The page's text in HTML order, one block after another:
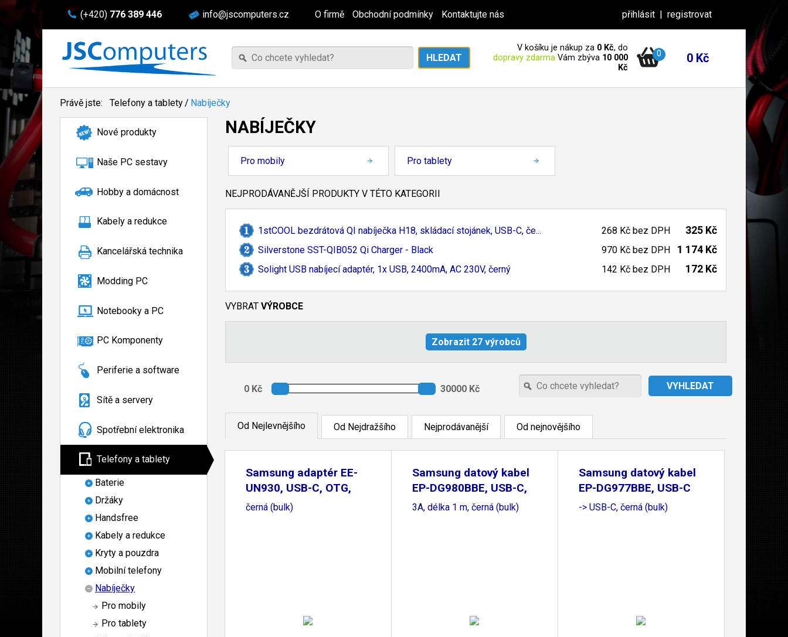
(+420) 776 389 446 info@jscomputers.cz O firmě Obchodní podmínky Kontaktujte nás přihlásit | registrovat
V košíku je nákup za 0 Kč, do
dopravy zdarma Vám zbýva 10 000
Kč
0 0 Kč
Právě jste: Telefony a tablety/ Nabíječky
Nové produkty
Naše PC sestavy
Hobby a domácnost
Kabely a redukce
Kancelářská technika
Modding PC
Notebooky a PC
PC Komponenty
Periferie a software
Sítě a servery
Spotřební elektronika
Telefony a tablety
Baterie
Držáky
Handsfree
Kabely a redukce
Kryty a pouzdra
Mobilní telefony
Nabíječky
Pro mobily
Pro tablety
NABÍJEČKY
Pro mobily Pro tablety
NEJPRODÁVANĚJŠÍ PRODUKTY V TÉTO KATEGORII
1stCOOL bezdrátová QI nabíječka H18, skládací stojánek, USB-C, če... 268 Kč bez DPH 325 Kč
Silverstone SST-QIB052 Qi Charger - Black 970 Kč bez DPH 1 174 Kč
Solight USB nabíjecí adaptér, 1x USB, 2400mA, AC 230V, černý 142 Kč bez DPH 172 Kč
VYBRAT VÝROBCE
Od Nejlevnějšího Od Nejdražšího Nejprodávanější Od nejnovějšího
Samsung adaptér EE-
UN930, USB-C, OTG,
černá (bulk)
Samsung datový kabel
EP-DG980BBE, USB-C,
3A, délka 1 m, černá (bulk)
Samsung datový kabel
EP-DG977BBE, USB-C
-> USB-C, černá (bulk)